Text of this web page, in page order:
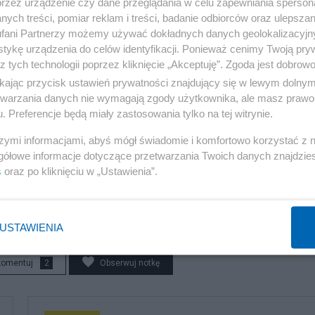
atomowej, syjoniści uzyskali efekt odwrotny od
w Iranie, nawet wewnętrzni przeciwnicy
skonsolidowało się wokół władzy.
tak poważny cios zadany reżimowi syjonistycznemu.
intensyfikując bombardowania mieszkańców Gazy.
Karny i miejmy nadzieję że w końcu trafi do Hagi.
Palestyny mogli żyć w pokoju, na swojej ziemi
2 Obserwuj notkę
treści, pomiar reklam i treści, badanie odbiorców oraz
Partnerzy możemy używać dokładnych danych
urządzenia do celów identyfikacji. Ponieważ cenimy Twoją
tych technologii poprzez kliknięcie „Akceptuję”. Zgoda jest
przycisk ustawień prywatności znajdujący się w lewym
danych nie wymagają zgody użytkownika, ale masz
Preferencje będą miały zastosowania tylko na tej witrynie.
informacjami, abyś mógł świadomie i komfortowo korzystać z
informacje dotyczące przetwarzania Twoich danych
oraz po kliknięciu w „Ustawienia”.
USTAWIENIA